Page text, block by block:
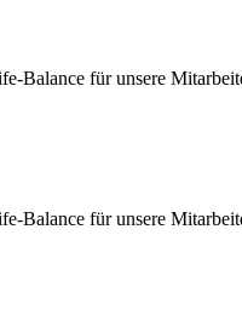
Balance für unsere
Balance für unsere